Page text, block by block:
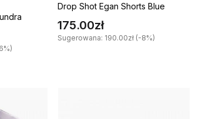
Drop Shot Egan Shorts Blue
175.00zł
Sugerowana: 190.00zł (-8%)